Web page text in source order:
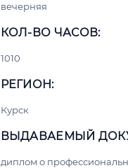
вечерняя
КОЛ-ВО ЧАСОВ:
1010
РЕГИОН:
Курск
ВЫДАВАЕМЫЙ
диплом о